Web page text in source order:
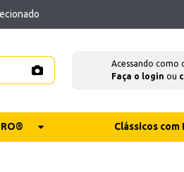
Acessando como
Faça o login ou
Clássicos com